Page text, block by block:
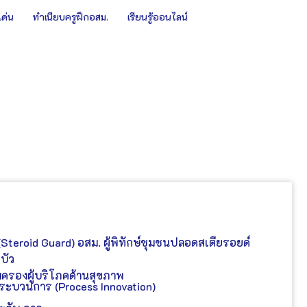
ด่น ทำเนียบครูฝึกอสม. เรียนรู้ออนไลน์
Guard) อสม. ผู้พิทักษ์ชุมชนปลอดสเตียรอยด์
ว
ครองผู้บริโภคด้านสุขภาพ
บวนการ (Process Innovation)